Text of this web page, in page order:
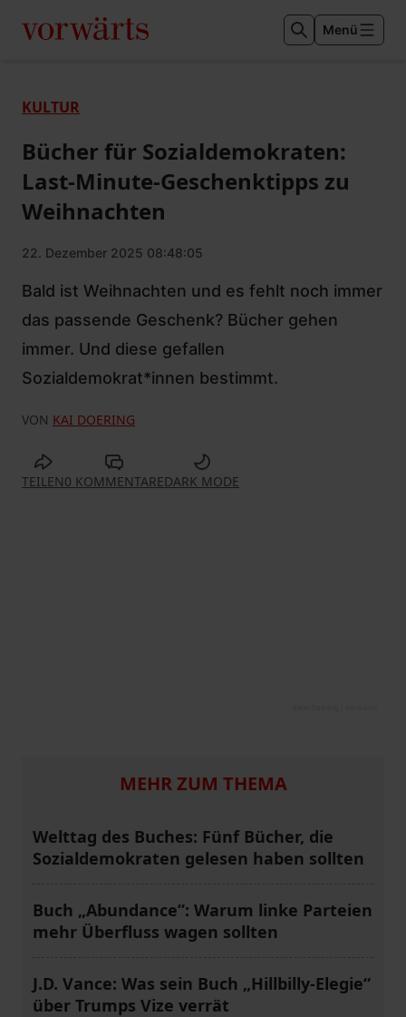
Menü
KULTUR
Bücher für Sozialdemokraten:
Last-Minute-Geschenktipps zu
Weihnachten
22. Dezember 2025 08:48:05
Bald ist Weihnachten und es fehlt noch immer
das passende Geschenk? Bücher gehen
immer. Und diese gefallen
Sozialdemokrat*innen bestimmt.
VON KAI DOERING
TEILEN0 KOMMENTAREDARK MODE
MEHR ZUM THEMA
Welttag des Buches: Fünf Bücher, die
Sozialdemokraten gelesen haben sollten
Buch „Abundance”: Warum linke Parteien
mehr Überfluss wagen sollten
J.D. Vance: Was sein Buch „Hillbilly-Elegie“
über Trumps Vize verrät